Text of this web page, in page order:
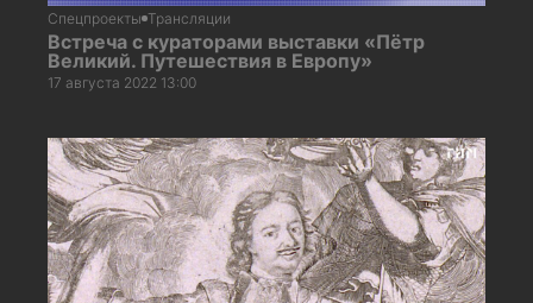
Спецпроекты Трансляции
Встреча с кураторами выставки «Пётр
Великий. Путешествия в Европу»
17 августа 2022 13:00